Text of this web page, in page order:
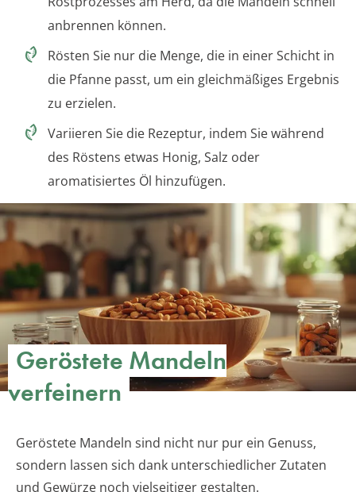
anbrennen können.
Rösten Sie nur die Menge, die in einer Schicht in
die Pfanne passt, um ein gleichmäßiges Ergebnis
zu erzielen.
Variieren Sie die Rezeptur, indem Sie während
des Röstens etwas Honig, Salz oder
aromatisiertes Öl hinzufügen.
Geröstete Mandeln
verfeinern
Geröstete Mandeln sind nicht nur pur ein Genuss,
sondern lassen sich dank unterschiedlicher Zutaten
und Gewürze noch vielseitiger gestalten.